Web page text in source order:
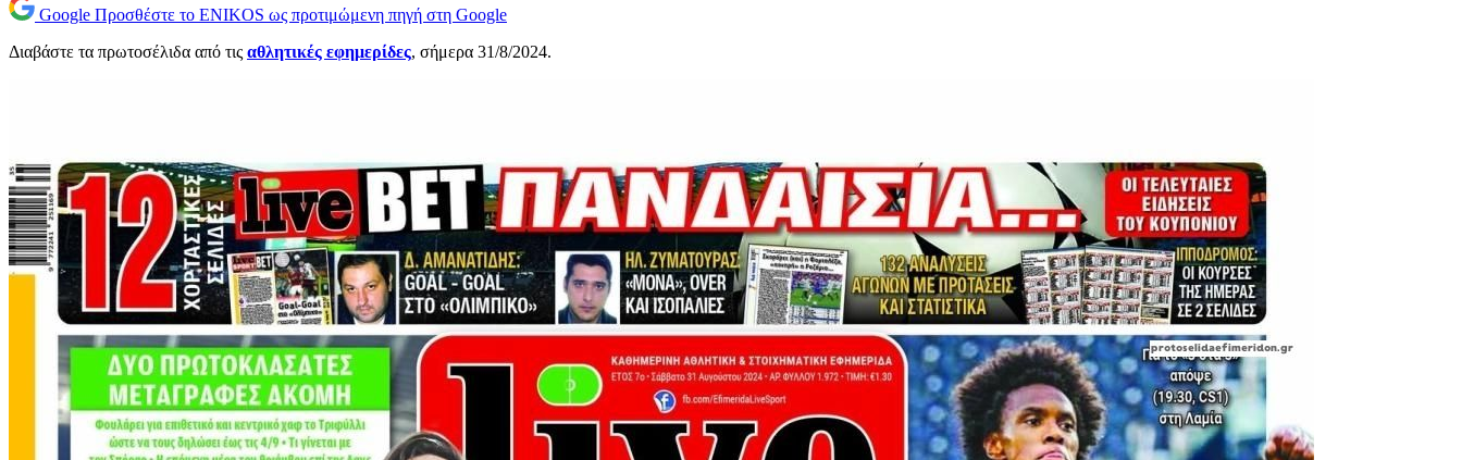
Google Προσθέστε το ENIKOS ως προτιμώμενη πηγή στη Google
Διαβάστε τα πρωτοσέλιδα από τις αθλητικές εφημερίδες, σήμερα 31/8/2024.